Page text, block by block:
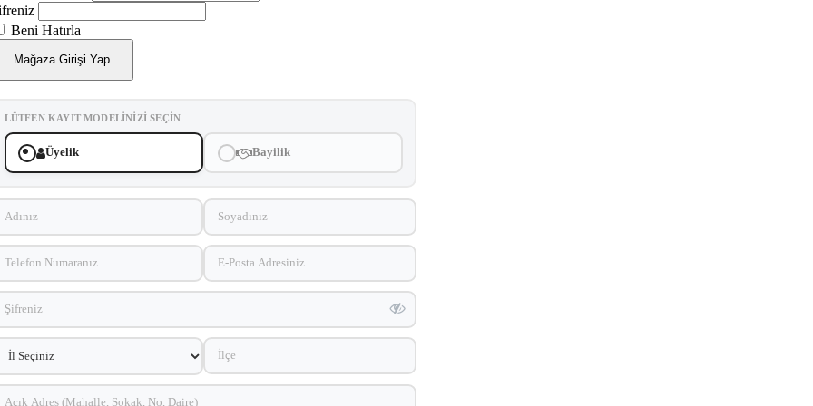
Beni Hatırla
Mağaza Girişi Yap
LÜTFEN KAYIT MODELINIZI SEÇIN
Üyelik Bayilik